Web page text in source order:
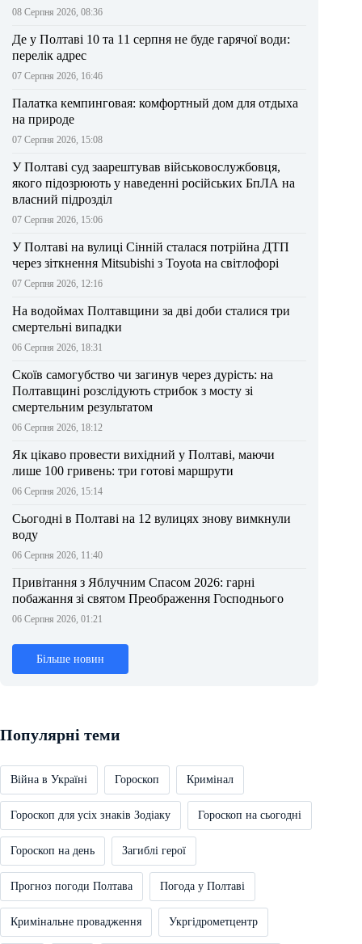
08 Серпня 2026, 08:36
Де у Полтаві 10 та 11 серпня не буде гарячої води:
перелік адрес
07 Серпня 2026, 16:46
Палатка кемпинговая: комфортный дом для отдыха
на природе
07 Серпня 2026, 15:08
У Полтаві суд заарештував військовослужбовця,
якого підозрюють у наведенні російських БпЛА на
власний підрозділ
07 Серпня 2026, 15:06
У Полтаві на вулиці Сінній сталася потрійна ДТП
через зіткнення Mitsubishi з Toyota на світлофорі
07 Серпня 2026, 12:16
На водоймах Полтавщини за дві доби сталися три
смертельні випадки
06 Серпня 2026, 18:31
Скоїв самогубство чи загинув через дурість: на
Полтавщині розслідують стрибок з мосту зі
смертельним результатом
06 Серпня 2026, 18:12
Як цікаво провести вихідний у Полтаві, маючи
лише 100 гривень: три готові маршрути
06 Серпня 2026, 15:14
Сьогодні в Полтаві на 12 вулицях знову вимкнули
воду
06 Серпня 2026, 11:40
Привітання з Яблучним Спасом 2026: гарні
побажання зі святом Преображення Господнього
06 Серпня 2026, 01:21
Більше новин
Популярні теми
Війна в Україні Гороскоп Кримінал
Гороскоп для усіх знаків Зодіаку Гороскоп на сьогодні
Гороскоп на день Загиблі герої
Прогноз погоди Полтава Погода у Полтаві
Кримінальне провадження Укргідрометцентр